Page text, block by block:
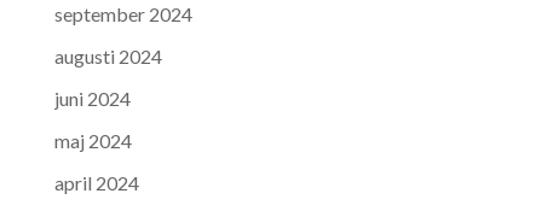
september 2024
augusti 2024
juni 2024
maj 2024
april 2024